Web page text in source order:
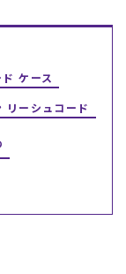
ング
ケース
リーシュコード